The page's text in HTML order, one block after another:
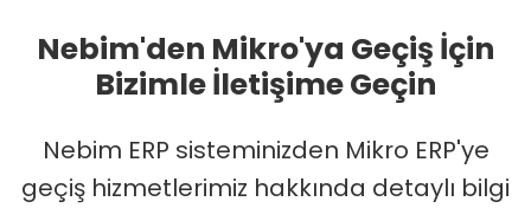
Nebim'den Mikro'ya Geçiş İçin
Bizimle İletişime Geçin
Nebim ERP sisteminizden Mikro ERP'ye
geçiş hizmetlerimiz hakkında detaylı bilgi